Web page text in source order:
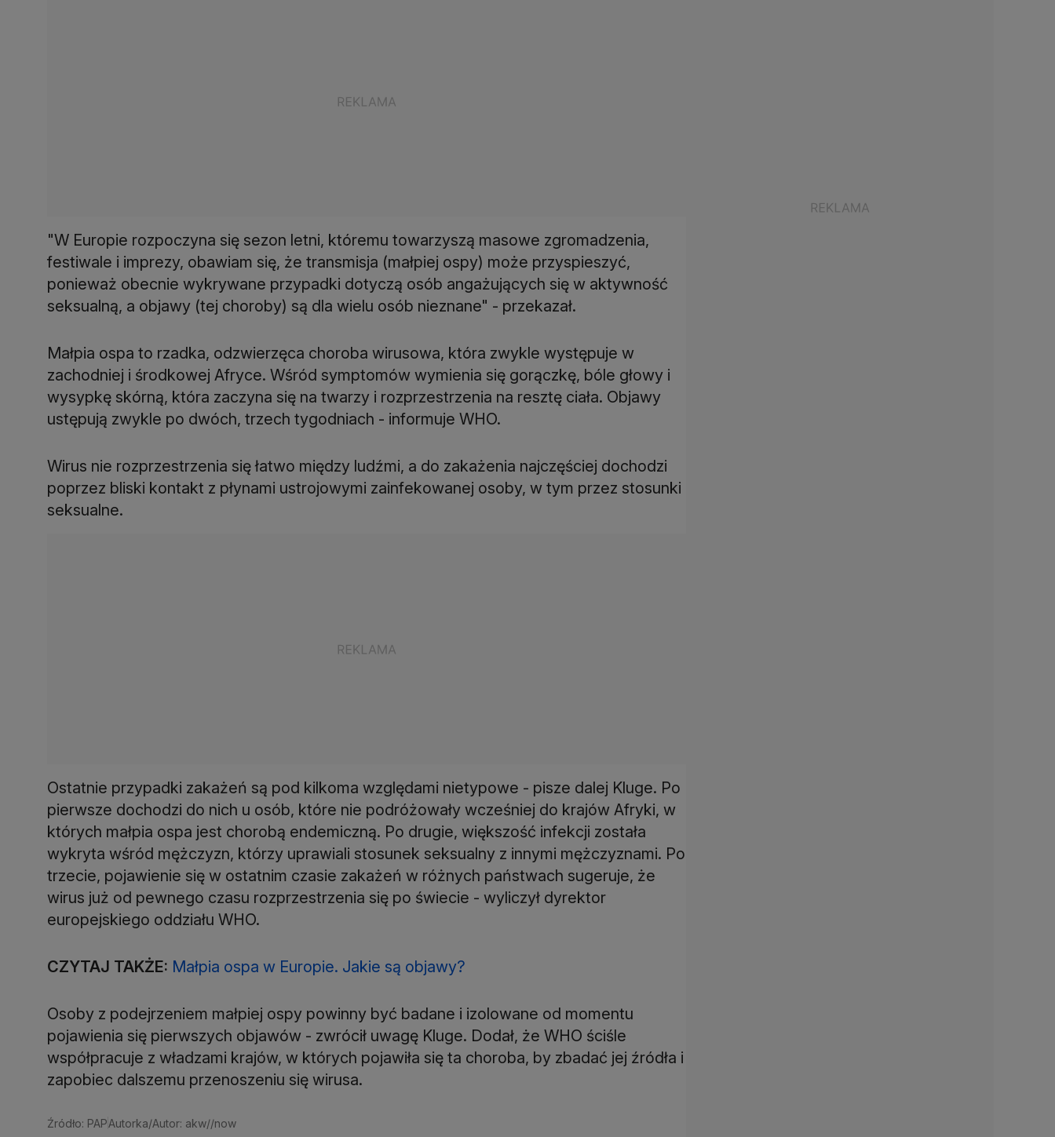
"W Europie rozpoczyna się sezon letni, któremu towarzyszą masowe zgromadzenia,
festiwale i imprezy, obawiam się, że transmisja (małpiej ospy) może przyspieszyć,
ponieważ obecnie wykrywane przypadki dotyczą osób angażujących się w aktywność
seksualną, a objawy (tej choroby) są dla wielu osób nieznane" - przekazał.
Małpia ospa to rzadka, odzwierzęca choroba wirusowa, która zwykle występuje w
zachodniej i środkowej Afryce. Wśród symptomów wymienia się gorączkę, bóle głowy i
wysypkę skórną, która zaczyna się na twarzy i rozprzestrzenia na resztę ciała. Objawy
ustępują zwykle po dwóch, trzech tygodniach - informuje WHO.
Wirus nie rozprzestrzenia się łatwo między ludźmi, a do zakażenia najczęściej dochodzi
poprzez bliski kontakt z płynami ustrojowymi zainfekowanej osoby, w tym przez stosunki
seksualne.
Ostatnie przypadki zakażeń są pod kilkoma względami nietypowe - pisze dalej Kluge. Po
pierwsze dochodzi do nich u osób, które nie podróżowały wcześniej do krajów Afryki, w
których małpia ospa jest chorobą endemiczną. Po drugie, większość infekcji została
wykryta wśród mężczyzn, którzy uprawiali stosunek seksualny z innymi mężczyznami. Po
trzecie, pojawienie się w ostatnim czasie zakażeń w różnych państwach sugeruje, że
wirus już od pewnego czasu rozprzestrzenia się po świecie - wyliczył dyrektor
europejskiego oddziału WHO.
CZYTAJ TAKŻE: Małpia ospa w Europie. Jakie są objawy?
Osoby z podejrzeniem małpiej ospy powinny być badane i izolowane od momentu
pojawienia się pierwszych objawów - zwrócił uwagę Kluge. Dodał, że WHO ściśle
współpracuje z władzami krajów, w których pojawiła się ta choroba, by zbadać jej źródła i
zapobiec dalszemu przenoszeniu się wirusa.
Źródło: PAPAutorka/Autor: akw//now